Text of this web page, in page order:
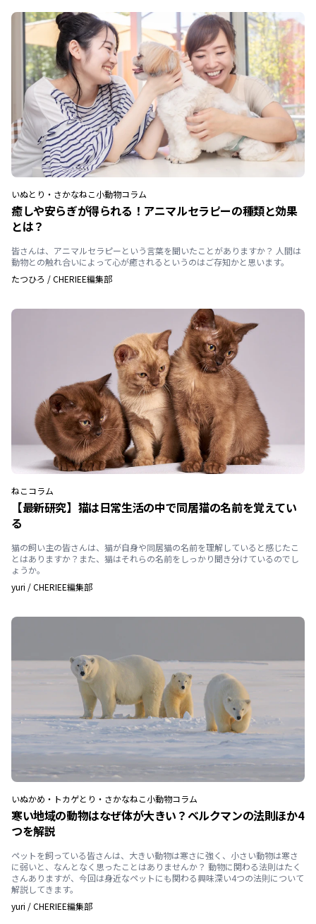
いぬとり・さかなねこ小動物コラム
癒しや安らぎが得られる！アニマルセラピーの種類と効果
とは？
皆さんは、アニマルセラピーという言葉を聞いたことがありますか？ 人間は
動物との触れ合いによって心が癒されるというのはご存知かと思います。
たつひろ /CHERIEE編集部
ねこコラム
【最新研究】猫は日常生活の中で同居猫の名前を覚えてい
る
猫の飼い主の皆さんは、猫が自身や同居猫の名前を理解していると感じたこ
とはありますか？また、猫はそれらの名前をしっかり聞き分けているのでし
ょうか。
yuri /CHERIEE編集部
いぬかめ・トカゲとり・さかなねこ小動物コラム
寒い地域の動物はなぜ体が大きい？ベルクマンの法則ほか4
つを解説
ペットを飼っている皆さんは、大きい動物は寒さに強く、小さい動物は寒さ
に弱いと、なんとなく思ったことはありませんか？ 動物に関わる法則はたく
さんありますが、今回は身近なペットにも関わる興味深い4つの法則について
解説してきます。
yuri /CHERIEE編集部